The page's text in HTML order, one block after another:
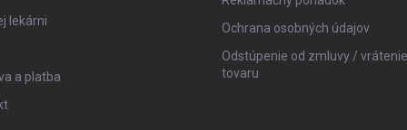
lekárni
a platba
Ochrana osobných údajov
Odstúpenie od zmluvy / vrátenie
tovaru